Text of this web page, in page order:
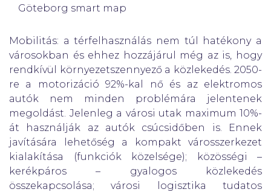
Göteborg smart map
Mobilitás: a térfelhasználás nem túl hatékony a
városokban és ehhez hozzájárul még az is, hogy
rendkívül környezetszennyező a közlekedés. 2050-
re a motorizáció 92%-kal nő és az elektromos
autók nem minden problémára jelentenek
megoldást. Jelenleg a városi utak maximum 10%-
át használják az autók csúcsidőben is. Ennek
javítására lehetőség a kompakt városszerkezet
kialakítása (funkciók közelsége); közösségi –
kerékpáros – gyalogos közlekedés
összekapcsolása; városi logisztika tudatos